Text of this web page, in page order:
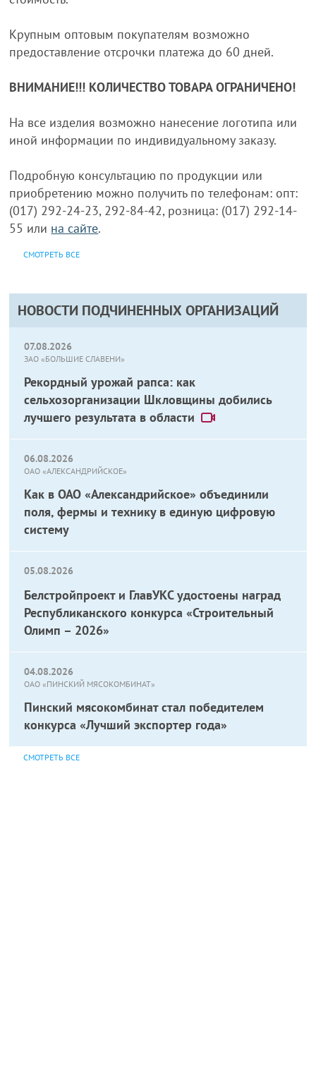
НОВОСТИ ПОДЧИНЕННЫХ ОРГАНИЗАЦИЙ
07.08.2026
ЗАО «БОЛЬШИЕ СЛАВЕНИ»
Рекордный урожай рапса: как
сельхозорганизации Шкловщины добились
лучшего результата в области
06.08.2026
ОАО «АЛЕКСАНДРИЙСКОЕ»
Как в ОАО «Александрийское» объединили
поля, фермы и технику в единую цифровую
систему
05.08.2026
Белстройпроект и ГлавУКС удостоены наград
Республиканского конкурса «Строительный
Олимп – 2026»
04.08.2026
ОАО «ПИНСКИЙ МЯСОКОМБИНАТ»
Пинский мясокомбинат стал победителем
конкурса «Лучший экспортер года»
СМОТРЕТЬ ВСЕ
Крупным оптовым покупателям возможно
предоставление отсрочки платежа до 60 дней.
ВНИМАНИЕ!!! КОЛИЧЕСТВО ТОВАРА ОГРАНИЧЕНО!
На все изделия возможно нанесение логотипа или
иной информации по индивидуальному заказу.
Подробную консультацию по продукции или
приобретению можно получить по телефонам: опт:
(017) 292-24-23, 292-84-42, розница: (017) 292-14-
55 или на сайте.
СМОТРЕТЬ ВСЕ